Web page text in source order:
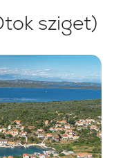
sziget)